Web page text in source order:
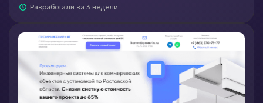
Разработали за 3 недели